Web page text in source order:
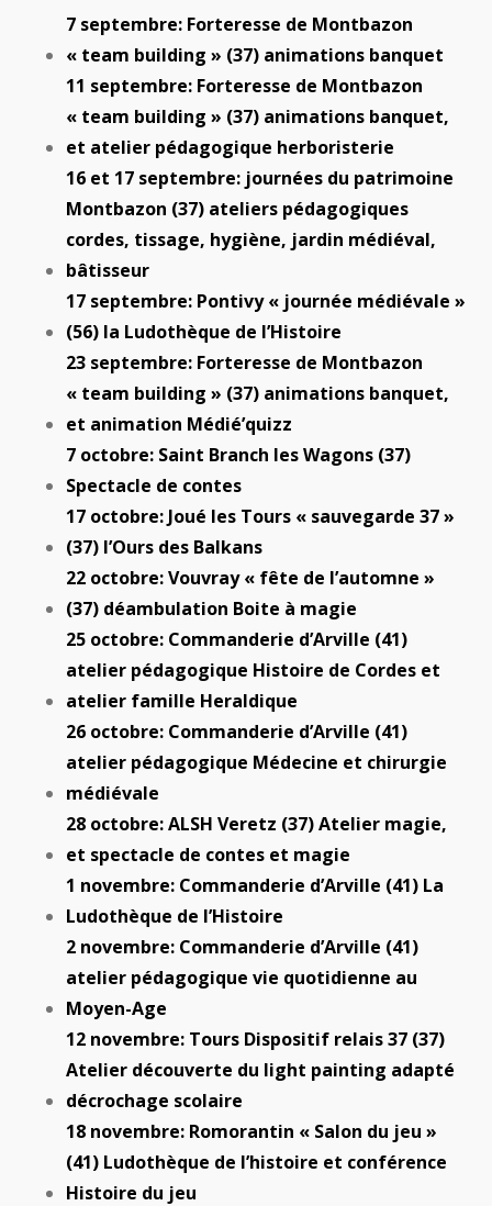
7 septembre: Forteresse de Montbazon
« team building » (37) animations banquet
11 septembre: Forteresse de Montbazon
« team building » (37) animations banquet,
et atelier pédagogique herboristerie
16 et 17 septembre: journées du patrimoine
Montbazon (37) ateliers pédagogiques
cordes, tissage, hygiène, jardin médiéval,
bâtisseur
17 septembre: Pontivy « journée médiévale »
(56) la Ludothèque de l’Histoire
23 septembre: Forteresse de Montbazon
« team building » (37) animations banquet,
et animation Médié’quizz
7 octobre: Saint Branch les Wagons (37)
Spectacle de contes
17 octobre: Joué les Tours « sauvegarde 37 »
(37) l’Ours des Balkans
22 octobre: Vouvray « fête de l’automne »
(37) déambulation Boite à magie
25 octobre: Commanderie d’Arville (41)
atelier pédagogique Histoire de Cordes et
atelier famille Heraldique
26 octobre: Commanderie d’Arville (41)
atelier pédagogique Médecine et chirurgie
médiévale
28 octobre: ALSH Veretz (37) Atelier magie,
et spectacle de contes et magie
1 novembre: Commanderie d’Arville (41) La
Ludothèque de l’Histoire
2 novembre: Commanderie d’Arville (41)
atelier pédagogique vie quotidienne au
Moyen-Age
12 novembre: Tours Dispositif relais 37 (37)
Atelier découverte du light painting adapté
décrochage scolaire
18 novembre: Romorantin « Salon du jeu »
(41) Ludothèque de l’histoire et conférence
Histoire du jeu